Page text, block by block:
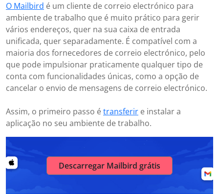
O Mailbird é um cliente de correio electrónico para
ambiente de trabalho que é muito prático para gerir
vários endereços, quer na sua caixa de entrada
unificada, quer separadamente. É compatível com a
maioria dos fornecedores de correio electrónico, pelo
que pode impulsionar praticamente qualquer tipo de
conta com funcionalidades únicas, como a opção de
cancelar o envio de mensagens de correio electrónico.
Assim, o primeiro passo étransferir e instalar a
aplicação no seu ambiente de trabalho.
Descarregar Mailbird grátis